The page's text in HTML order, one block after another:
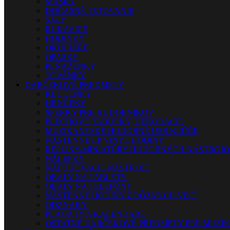
DOČASNÉ TETOVANIE
ŠÁLY
RUKAVICE
HODINKY
OKULIARE
OPASKY
PEŇAŽENKY
TOPÁNKY
DARČEKOVÉ PREDMETY
KĽÚČENKY
HRNČEKY
ŠPERKY PRE HUDOBNÍKOV
PLECHOVÉ TABUĽKY, DEKORÁCIE
MUZIKANTSKÉ HUDOBNÉ USB KĽÚČE
NÁSTENNÉ LP VINYL HODINY
REPLIKY-MINIATÚRY HUDOBNÝCH
NÁLEPKY
NAFUKOVACIE NÁSTROJE
OBALY NA TABLETY
OBALY NA TELEFÓNY
NÁSTENNÉ HODINY Z RÔZNYCH VECÍ
ODZNAKY
PLAGÁTY A KALENDÁRE
OSTATNÉ DARČEKOVÉ PREDMETY PRE